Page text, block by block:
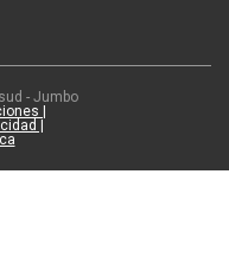
- Jumbo
|
|